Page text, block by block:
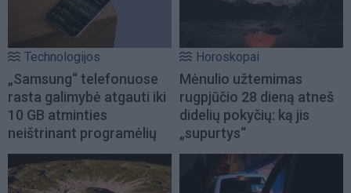
Technologijos
„Samsung“ telefonuose
rasta galimybė atgauti iki
10 GB atminties
neištrinant programėlių
Horoskopai
Mėnulio užtemimas
rugpjūčio 28 dieną atneš
didelių pokyčių: ką jis
„supurtys“